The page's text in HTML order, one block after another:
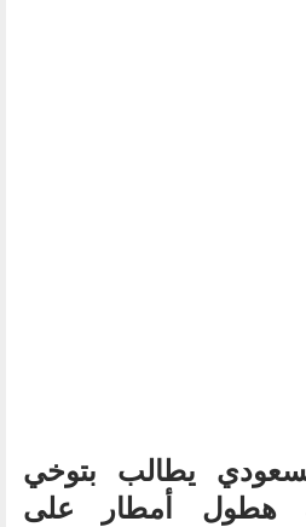
يطالب بتوخي
هطول أمطار على